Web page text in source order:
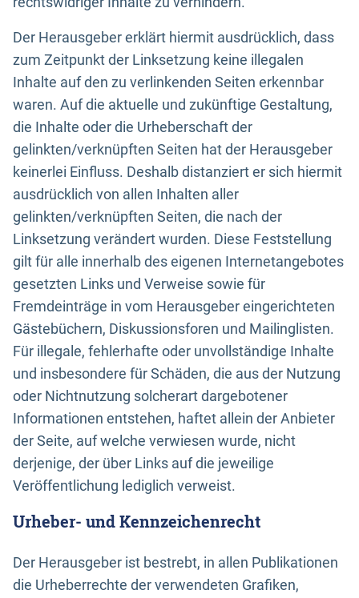
Der Herausgeber erklärt hiermit ausdrücklich, dass
zum Zeitpunkt der Linksetzung keine illegalen
Inhalte auf den zu verlinkenden Seiten erkennbar
waren. Auf die aktuelle und zukünftige Gestaltung,
die Inhalte oder die Urheberschaft der
gelinkten/verknüpften Seiten hat der Herausgeber
keinerlei Einfluss. Deshalb distanziert er sich hiermit
ausdrücklich von allen Inhalten aller
gelinkten/verknüpften Seiten, die nach der
Linksetzung verändert wurden. Diese Feststellung
gilt für alle innerhalb des eigenen Internetangebotes
gesetzten Links und Verweise sowie für
Fremdeinträge in vom Herausgeber eingerichteten
Gästebüchern, Diskussionsforen und Mailinglisten.
Für illegale, fehlerhafte oder unvollständige Inhalte
und insbesondere für Schäden, die aus der Nutzung
oder Nichtnutzung solcherart dargebotener
Informationen entstehen, haftet allein der Anbieter
der Seite, auf welche verwiesen wurde, nicht
derjenige, der über Links auf die jeweilige
Veröffentlichung lediglich verweist.
Urheber- und Kennzeichenrecht
Der Herausgeber ist bestrebt, in allen Publikationen
die Urheberrechte der verwendeten Grafiken,